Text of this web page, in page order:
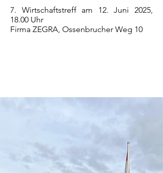
7. Wirtschaftstreff am 12. Juni 2025,
18.00 Uhr
Firma ZEGRA, Ossenbrucher Weg 10